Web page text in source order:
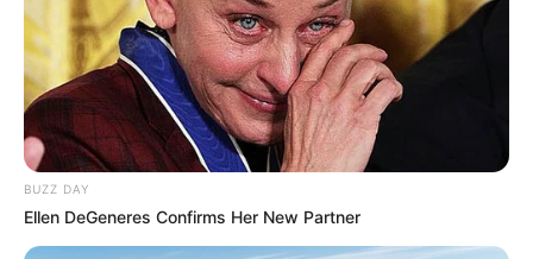
BUZZ DAY
Ellen DeGeneres Confirms Her New Partner